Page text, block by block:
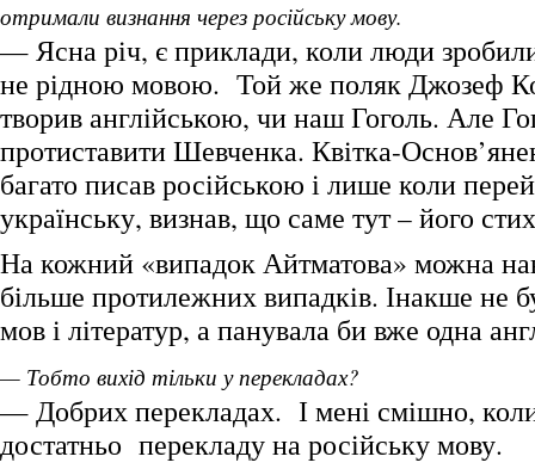
отримали визнання через російську мову.
— Ясна річ, є приклади, коли люди
не рідною мовою. Той же поляк Джозеф
творив англійською, чи наш Гоголь. Але
протиставити Шевченка. Квітка-
багато писав російською і лише коли
українську, визнав, що саме тут – його
На кожний «випадок Айтматова» можна
більше протилежних випадків. Інакше не
мов і літератур, а панувала би вже одна
— Тобто вихід тільки у перекладах?
— Добрих перекладах. І мені смішно,
достатньо перекладу на російську мову.